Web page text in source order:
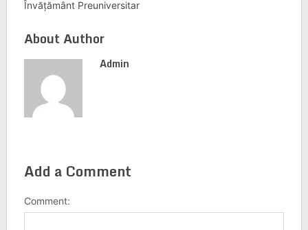
Învățământ Preuniversitar
About Author
Admin
Add a Comment
Comment: